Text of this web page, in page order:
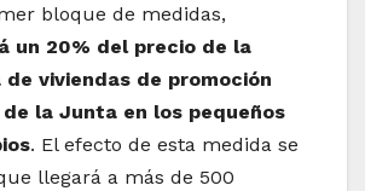
bloque de medidas,
un 20% del precio de la
de viviendas de promoción
la Junta en los pequeños
. El efecto de esta medida se
llegará a más de 500